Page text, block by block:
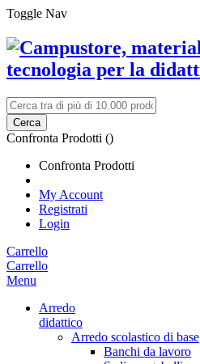
Toggle Nav
Cerca
Confronta Prodotti ()
Confronta Prodotti
My Account
Registrati
Login
Carrello
Carrello
Menu
Arredo
didattico
Arredo scolastico di base
Banchi da lavoro